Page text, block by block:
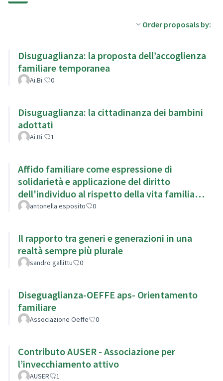
Order proposals by:
Disuguaglianza: la proposta dell’accoglienza
familiare temporanea
Ai.Bi. 0
Disuguaglianza: la cittadinanza dei bambini
adottati
Ai.Bi. 1
Affido familiare come espressione di
solidarietà e applicazione del diritto
dell'individuo al rispetto della vita familiare
(art.8 Cedu)
antonella esposito 0
Il rapporto tra generi e generazioni in una
realtà sempre più plurale
sandro gallittu 0
Diseguaglianza-OEFFE aps- Orientamento
familiare
Associazione Oeffe 0
Contributo AUSER - Associazione per
l’invecchiamento attivo
AUSER 1